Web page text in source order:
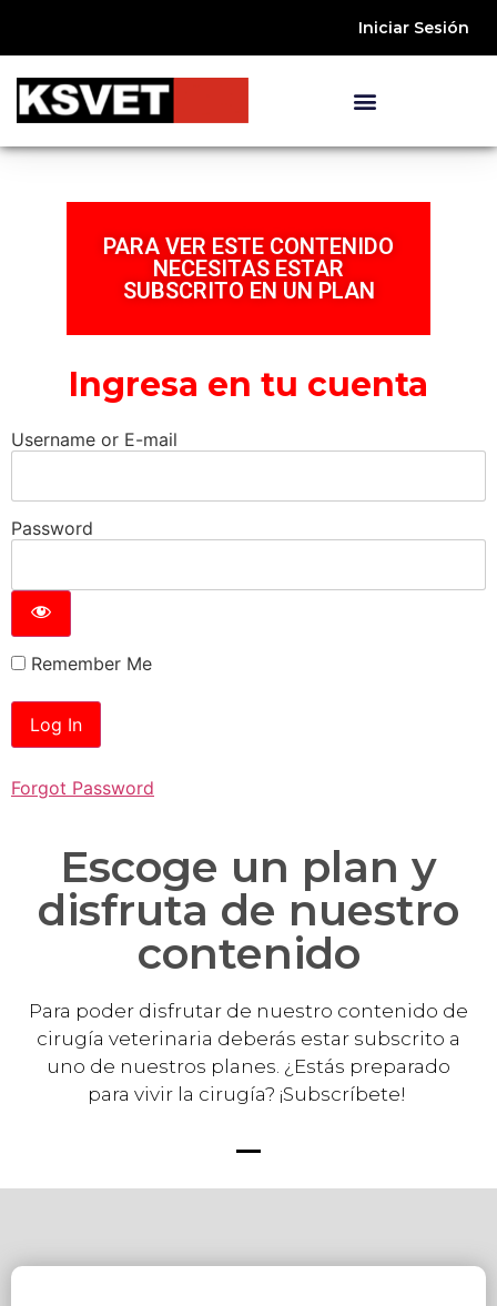
Iniciar Sesión
PARA VER ESTE CONTENIDO
NECESITAS ESTAR
SUBSCRITO EN UN PLAN
Ingresa en tu cuenta
Username or E-mail
Password
Remember Me
Forgot Password
Escoge un plan y
disfruta de nuestro
contenido
Para poder disfrutar de nuestro contenido de
cirugía veterinaria deberás estar subscrito a
uno de nuestros planes. ¿Estás preparado
para vivir la cirugía? ¡Subscríbete!